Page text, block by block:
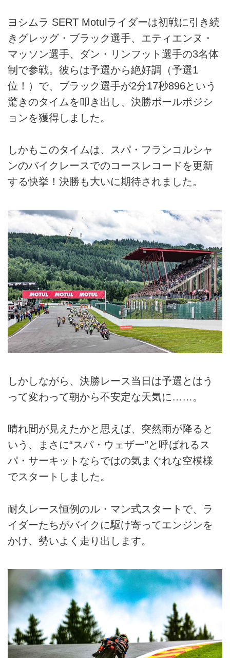
ヨシムラ SERT Motulライダーは初戦に引き続
きグレッグ・ブラック選手、エティエンヌ・
マッソン選手、ダン・リンフット選手の3名体
制で参戦。彼らは予選から絶好調（予選1
位！）で、ブラック選手が2分17秒896という
驚きのタイムを叩き出し、決勝ポールポジシ
ョンを獲得しました。
しかもこのタイムは、スパ・フランコルシャ
ンのバイクレースでのコースレコードを更新
する快挙！決勝も大いに期待されました。
しかしながら、決勝レース当日は予選とはう
って変わって朝から不安定な天気に……。
晴れ間が見えたかと思えば、突然雨が降ると
いう、まさに“スパ・ウェザー”と呼ばれるス
パ・サーキットならではの気まぐれな空模様
でスタートしました。
耐久レース恒例のル・マン式スタートで、ラ
イダーたちがバイクに駆け寄ってエンジンを
かけ、勢いよく走り出します。